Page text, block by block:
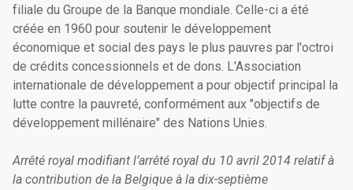
filiale du Groupe de la Banque mondiale. Celle-ci a été
créée en 1960 pour soutenir le développement
économique et social des pays le plus pauvres par l'octroi
de crédits concessionnels et de dons. L'Association
internationale de développement a pour objectif principal la
lutte contre la pauvreté, conformément aux "objectifs de
développement millénaire" des Nations Unies.
Arrêté royal modifiant l’arrêté royal du 10 avril 2014 relatif à
la contribution de la Belgique à la dix-septième